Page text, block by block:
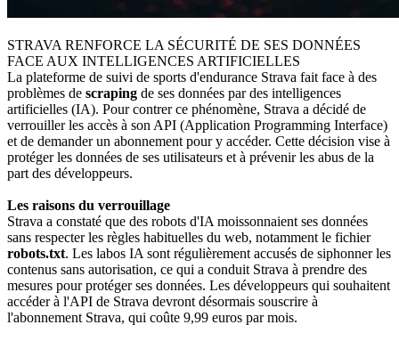
STRAVA RENFORCE LA SÉCURITÉ DE SES DONNÉES
FACE AUX INTELLIGENCES ARTIFICIELLES
La plateforme de suivi de sports d'endurance Strava fait face à des
problèmes de scraping de ses données par des intelligences
artificielles (IA). Pour contrer ce phénomène, Strava a décidé de
verrouiller les accès à son API (Application Programming Interface)
et de demander un abonnement pour y accéder. Cette décision vise à
protéger les données de ses utilisateurs et à prévenir les abus de la
part des développeurs.
Les raisons du verrouillage
Strava a constaté que des robots d'IA moissonnaient ses données
sans respecter les règles habituelles du web, notamment le fichier
robots.txt. Les labos IA sont régulièrement accusés de siphonner les
contenus sans autorisation, ce qui a conduit Strava à prendre des
mesures pour protéger ses données. Les développeurs qui souhaitent
accéder à l'API de Strava devront désormais souscrire à
l'abonnement Strava, qui coûte 9,99 euros par mois.